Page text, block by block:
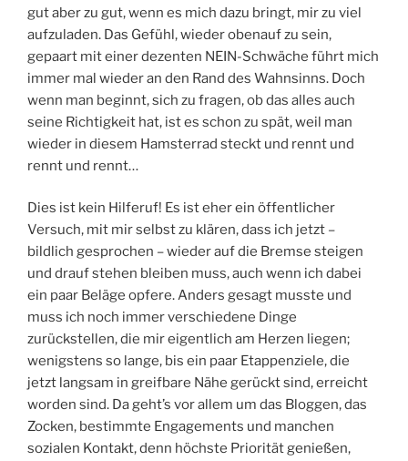
gut aber zu gut, wenn es mich dazu bringt, mir zu viel
aufzuladen. Das Gefühl, wieder obenauf zu sein,
gepaart mit einer dezenten NEIN-Schwäche führt mich
immer mal wieder an den Rand des Wahnsinns. Doch
wenn man beginnt, sich zu fragen, ob das alles auch
seine Richtigkeit hat, ist es schon zu spät, weil man
wieder in diesem Hamsterrad steckt und rennt und
rennt und rennt…
Dies ist kein Hilferuf! Es ist eher ein öffentlicher
Versuch, mit mir selbst zu klären, dass ich jetzt –
bildlich gesprochen – wieder auf die Bremse steigen
und drauf stehen bleiben muss, auch wenn ich dabei
ein paar Beläge opfere. Anders gesagt musste und
muss ich noch immer verschiedene Dinge
zurückstellen, die mir eigentlich am Herzen liegen;
wenigstens so lange, bis ein paar Etappenziele, die
jetzt langsam in greifbare Nähe gerückt sind, erreicht
worden sind. Da geht’s vor allem um das Bloggen, das
Zocken, bestimmte Engagements und manchen
sozialen Kontakt, denn höchste Priorität genießen,